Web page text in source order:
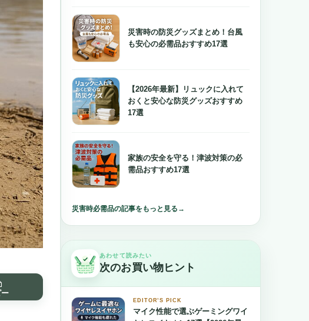
ー
災害時の防災グッズまとめ！台風
も安心の必需品おすすめ17選
【2026年最新】リュックに入れて
おくと安心な防災グッズおすすめ
17選
家族の安全を守る！津波対策の必
需品おすすめ17選
災害時必需品の記事をもっと見る →
あわせて読みたい
次のお買い物ヒント
EDITOR’S PICK
マイク性能で選ぶゲーミングワイ